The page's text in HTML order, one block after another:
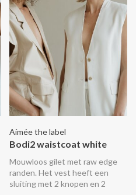
Aímée the label
Bodi2 waistcoat white
Mouwloos gilet met raw edge
randen. Het vest heeft een
sluiting met 2 knopen en 2